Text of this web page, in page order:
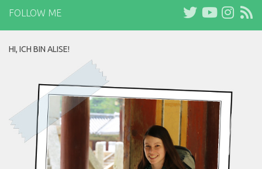
FOLLOW ME
HI, ICH BIN ALISE!